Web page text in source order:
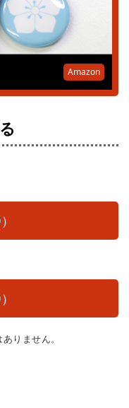
Amazon
りません。